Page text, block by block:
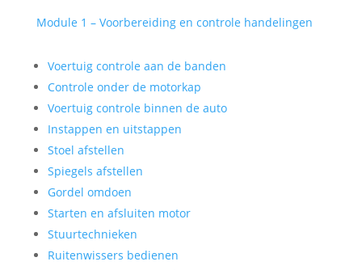
Module 1 – Voorbereiding en controle handelingen
Voertuig controle aan de banden
Controle onder de motorkap
Voertuig controle binnen de auto
Instappen en uitstappen
Stoel afstellen
Spiegels afstellen
Gordel omdoen
Starten en afsluiten motor
Stuurtechnieken
Ruitenwissers bedienen